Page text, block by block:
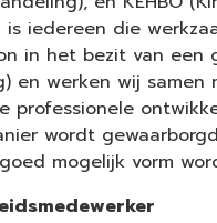
is iedereen die
in het bezit van een
en werken wij samen
professionele
wordt
mogelijk vorm